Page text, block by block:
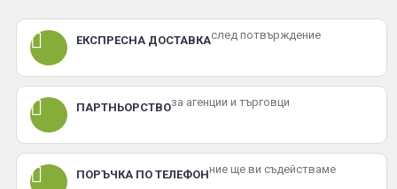
ЕКСПРЕСНА ДОСТАВКАслед потвърждение
ПАРТНЬОРСТВОза агенции и търговци
ПОРЪЧКА ПО ТЕЛЕФОНние ще ви съдействаме